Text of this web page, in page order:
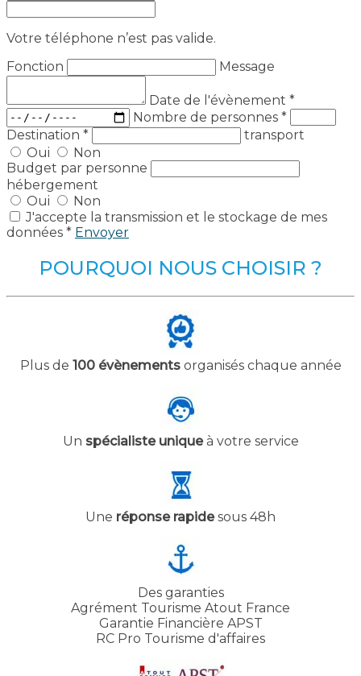
Votre téléphone n’est pas valide.
Fonction
Message
Date de l'évènement *
Nombre de personnes *
Destination *
transport
Oui
Non
Budget par personne
hébergement
Oui
Non
J'accepte la transmission et le stockage de mes
données * Envoyer
POURQUOI NOUS CHOISIR ?
Plus de 100 évènementsorganisés chaque année
Un spécialiste uniqueà votre service
Une réponse rapidesous 48h
Des garanties
Agrément Tourisme Atout France
Garantie Financière APST
RC Pro Tourisme d'affaires